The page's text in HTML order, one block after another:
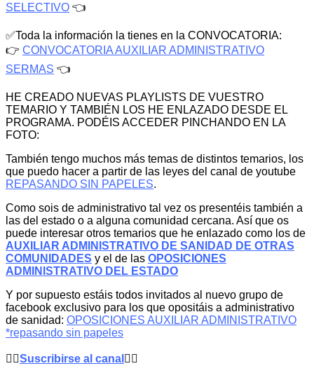
SELECTIVO 👈
✅Toda la información la tienes en la CONVOCATORIA:
👉 CONVOCATORIA AUXILIAR ADMINISTRATIVO
SERMAS 👈
HE CREADO NUEVAS PLAYLISTS DE VUESTRO
TEMARIO Y TAMBIÉN LOS HE ENLAZADO DESDE EL
PROGRAMA. PODÉIS ACCEDER PINCHANDO EN LA
FOTO:
También tengo muchos más temas de distintos temarios, los
que puedo hacer a partir de las leyes del canal de youtube
REPASANDO SIN PAPELES.
Como sois de administrativo tal vez os presentéis también a
las del estado o a alguna comunidad cercana. Así que os
puede interesar otros temarios que he enlazado como los de
AUXILIAR ADMINISTRATIVO DE SANIDAD DE OTRAS
COMUNIDADES y el de las OPOSICIONES
ADMINISTRATIVO DEL ESTADO
Y por supuesto estáis todos invitados al nuevo grupo de
facebook exclusivo para los que opositáis a administrativo
de sanidad: OPOSICIONES AUXILIAR ADMINISTRATIVO
*repasando sin papeles
👉🏼Suscribirse al canal 👈🏼